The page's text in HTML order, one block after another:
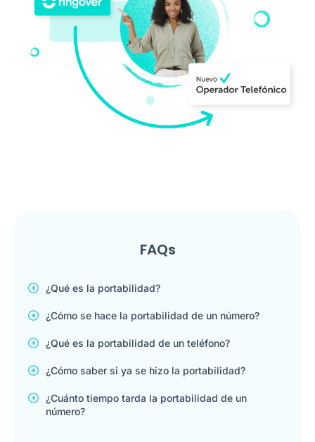
FAQs
¿Qué es la portabilidad?
¿Cómo se hace la portabilidad de un número?
¿Qué es la portabilidad de un teléfono?
¿Cómo saber si ya se hizo la portabilidad?
¿Cuánto tiempo tarda la portabilidad de un
número?